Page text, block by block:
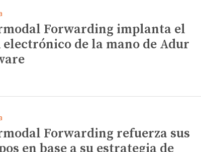
Forwarding implanta el
electrónico de la mano de Adur
Forwarding refuerza sus
en base a su estrategia de